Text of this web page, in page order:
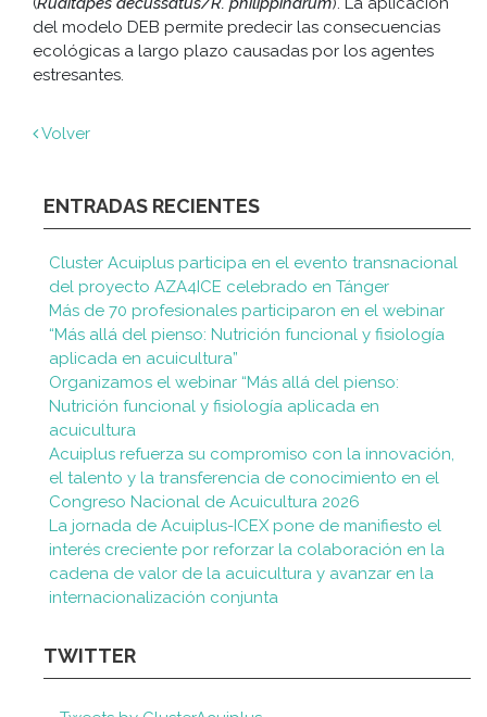
del modelo DEB permite predecir las consecuencias
ecológicas a largo plazo causadas por los agentes
estresantes.
Volver
ENTRADAS RECIENTES
Cluster Acuiplus participa en el evento transnacional
del proyecto AZA4ICE celebrado en Tánger
Más de 70 profesionales participaron en el webinar
“Más allá del pienso: Nutrición funcional y fisiología
aplicada en acuicultura”
Organizamos el webinar “Más allá del pienso:
Nutrición funcional y fisiología aplicada en
acuicultura
Acuiplus refuerza su compromiso con la innovación,
el talento y la transferencia de conocimiento en el
Congreso Nacional de Acuicultura 2026
La jornada de Acuiplus-ICEX pone de manifiesto el
interés creciente por reforzar la colaboración en la
cadena de valor de la acuicultura y avanzar en la
internacionalización conjunta
TWITTER